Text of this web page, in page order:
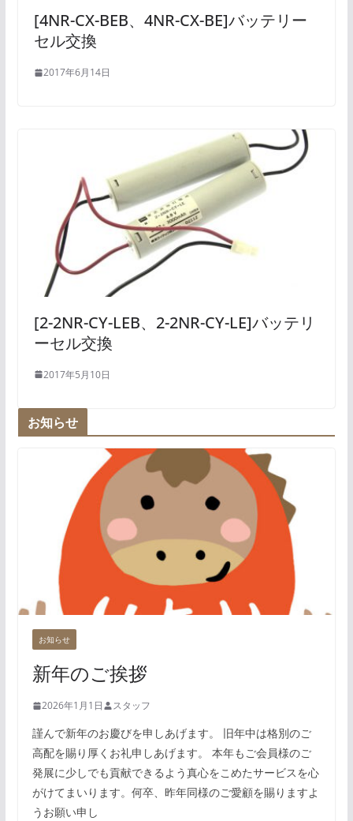
[4NR-CX-BEB、4NR-CX-BE]バッテリー
セル交換
2017年6月14日
[2-2NR-CY-LEB、2-2NR-CY-LE]バッテリ
ーセル交換
2017年5月10日
お知らせ
お知らせ
新年のご挨拶
2026年1月1日 スタッフ
謹んで新年のお慶びを申しあげます。 旧年中は格別のご
高配を賜り厚くお礼申しあげます。 本年もご会員様のご
発展に少しでも貢献できるよう真心をこめたサービスを心
がけてまいります。何卒、昨年同様のご愛顧を賜りますよ
うお願い申し